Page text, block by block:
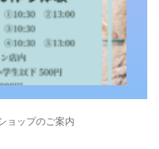
ョップのご案内